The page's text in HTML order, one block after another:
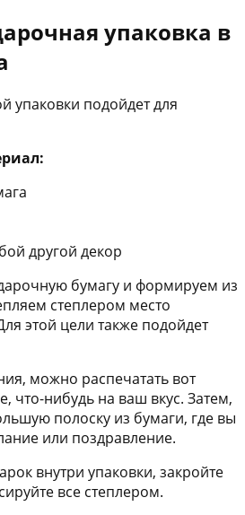
упаковка в
упаковки подойдет для
другой декор
бумагу и формируем из
степлером место
этой цели также подойдет
можно распечатать вот
что-нибудь на ваш вкус. Затем,
полоску из бумаги, где вы
или поздравление.
внутри упаковки, закройте
все степлером.